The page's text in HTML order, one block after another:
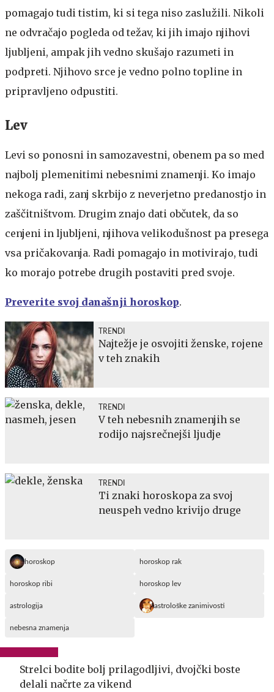
pomagajo tudi tistim, ki si tega niso zaslužili. Nikoli
ne odvračajo pogleda od težav, ki jih imajo njihovi
ljubljeni, ampak jih vedno skušajo razumeti in
podpreti. Njihovo srce je vedno polno topline in
pripravljeno odpustiti.
Lev
Levi so ponosni in samozavestni, obenem pa so med
najbolj plemenitimi nebesnimi znamenji. Ko imajo
nekoga radi, zanj skrbijo z neverjetno predanostjo in
zaščitništvom. Drugim znajo dati občutek, da so
cenjeni in ljubljeni, njihova velikodušnost pa presega
vsa pričakovanja. Radi pomagajo in motivirajo, tudi
ko morajo potrebe drugih postaviti pred svoje.
Preverite svoj današnji horoskop.
TRENDI
Najtežje je osvojiti ženske, rojene
v teh znakih
TRENDI
V teh nebesnih znamenjih se
rodijo najsrečnejši ljudje
TRENDI
Ti znaki horoskopa za svoj
neuspeh vedno krivijo druge
horoskop horoskop rak
horoskop ribi horoskop lev
astrologija astrološke zanimivosti
nebesna znamenja
Strelci bodite bolj prilagodljivi, dvojčki boste
delali načrte za vikend